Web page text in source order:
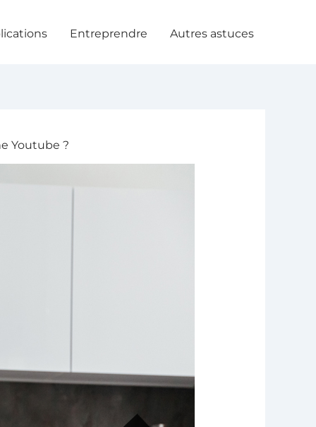
Entreprendre Autres astuces
Youtube ?